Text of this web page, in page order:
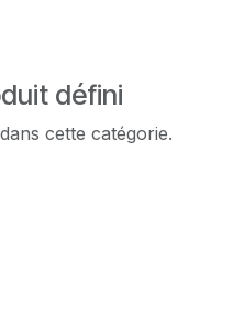
défini
cette catégorie.